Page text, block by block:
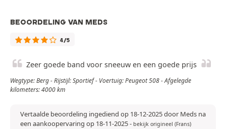
BEOORDELING VAN MEDS
4/5
Zeer goede band voor sneeuw en een goede prijs
Wegtype: Berg - Rijstijl: Sportief - Voertuig: Peugeot 508 - Afgelegde
kilometers: 4000 km
Vertaalde beoordeling ingediend op 18-12-2025 door Meds na
een aankoopervaring op 18-11-2025- bekijk origineel (Frans)